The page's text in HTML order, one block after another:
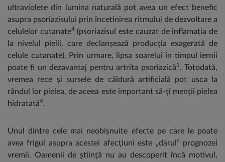
ultraviolete din lumina naturală pot avea un efect benefic
asupra psoriazisului prin încetinirea ritmului de dezvoltare a
celulelor cutanate4(psoriazisul este cauzat de inflamația de
la nivelul pielii, care declanșează producția exagerată de
celule cutanate). Prin urmare, lipsa soarelui în timpul iernii
poate fi un dezavantaj pentru artrita psoriazică1 . Totodată,
vremea rece și sursele de căldură artificială pot usca la
rândul lor pielea, de aceea este important să-ți menții pielea
hidratată4.
Unul dintre cele mai neobișnuite efecte pe care le poate
avea frigul asupra acestei afecțiuni este „darul” prognozei
vremii. Oamenii de știință nu au descoperit încă motivul,